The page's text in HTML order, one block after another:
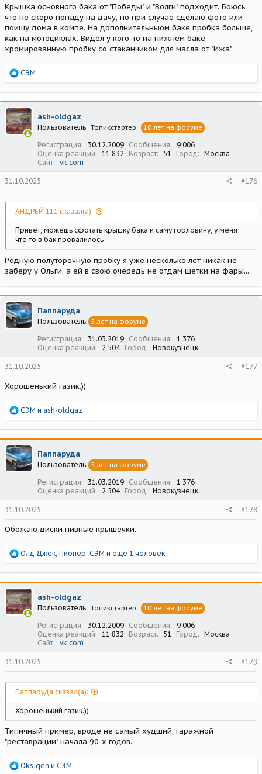
Крышка основного бака от "Победы" и "Волги" подходит. Боюсь
что не скоро попаду на дачу, но при случае сделаю фото или
поищу дома в компе. На дополнительныом баке пробка больше,
как на мотоциклах. Видел у кого-то на нижнем баке
хромированную пробку со стаканчиком для масла от "Ижа".
Р
а
к
ц
и
и
СЭМ
ash-oldgaz
Пользователь Топикстартер 10 лет на форуме
Регистрация 30.12.2009 Сообщения
9 006
Оценка реакций
11 832 Возраст 51 Город
Москва
Сайт
vk.com
31.10.2025 #176
АНДРЕЙ 111 сказал(а):
Привет, можешь сфотать крышку бака и саму горловину, у меня
что то в бак провалилось .
Родную полуторочную пробку я уже несколько лет никак не
заберу у Ольги, а ей в свою очередь не отдам щетки на фары...
Паппаруда
Пользователь 5 лет на форуме
Регистрация 31.03.2019 Сообщения
1 376
Оценка реакций
2 504 Город Новокузнецк
31.10.2025 #177
Хорошенький газик.))
Р
а
к
ц
и
и
СЭМ и ash-oldgaz
Паппаруда
Пользователь 5 лет на форуме
Регистрация 31.03.2019 Сообщения
1 376
Оценка реакций
2 504 Город Новокузнецк
31.10.2025 #178
Обожаю диски пивные крышечки.
Р
а
к
ц
и
и
Олд Джек Пионер СЭМ и еще 1 человек
ash-oldgaz
Пользователь Топикстартер 10 лет на форуме
Регистрация 30.12.2009 Сообщения
9 006
Оценка реакций
11 832 Возраст 51 Город
Москва
Сайт
vk.com
31.10.2025 #179
Паппаруда сказал(а):
Хорошенький газик.))
Типичный пример, вроде не самый худший, гаражной
"реставрации" начала 90-х годов.
Р
Oksiqen и СЭМ